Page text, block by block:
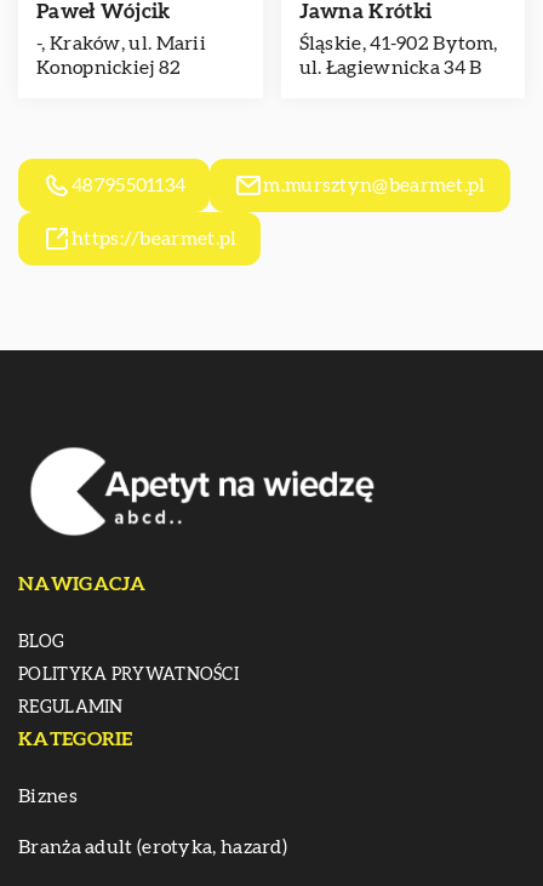
Paweł Wójcik
-, Kraków, ul. Marii
Konopnickiej 82
Jawna Krótki
Śląskie, 41-902 Bytom,
ul. Łagiewnicka 34 B
48795501134 m.mursztyn@bearmet.pl
https://bearmet.pl
NAWIGACJA
BLOG
POLITYKA PRYWATNOŚCI
REGULAMIN
KATEGORIE
Biznes
Branża adult (erotyka, hazard)